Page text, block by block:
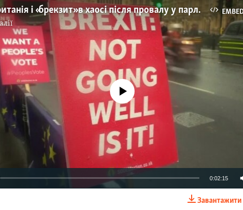
Великобританія і «брекзит» в хаосі після провалу у парламенті – відео
No media source currently available
0:02:15